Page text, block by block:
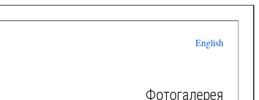
English
Фотогалерея